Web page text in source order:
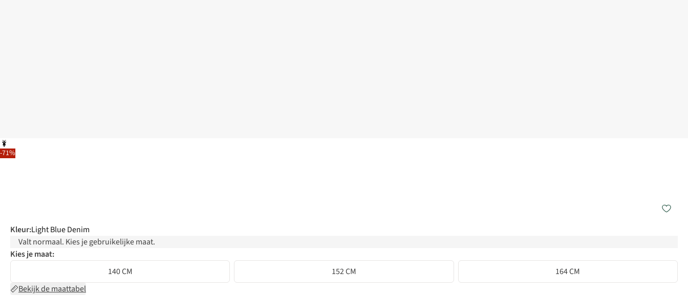
-71%
Kleur:Light Blue Denim
Valt normaal. Kies je gebruikelijke maat.
Kies je maat:
140 CM
152 CM
164 CM
Bekijk de maattabel